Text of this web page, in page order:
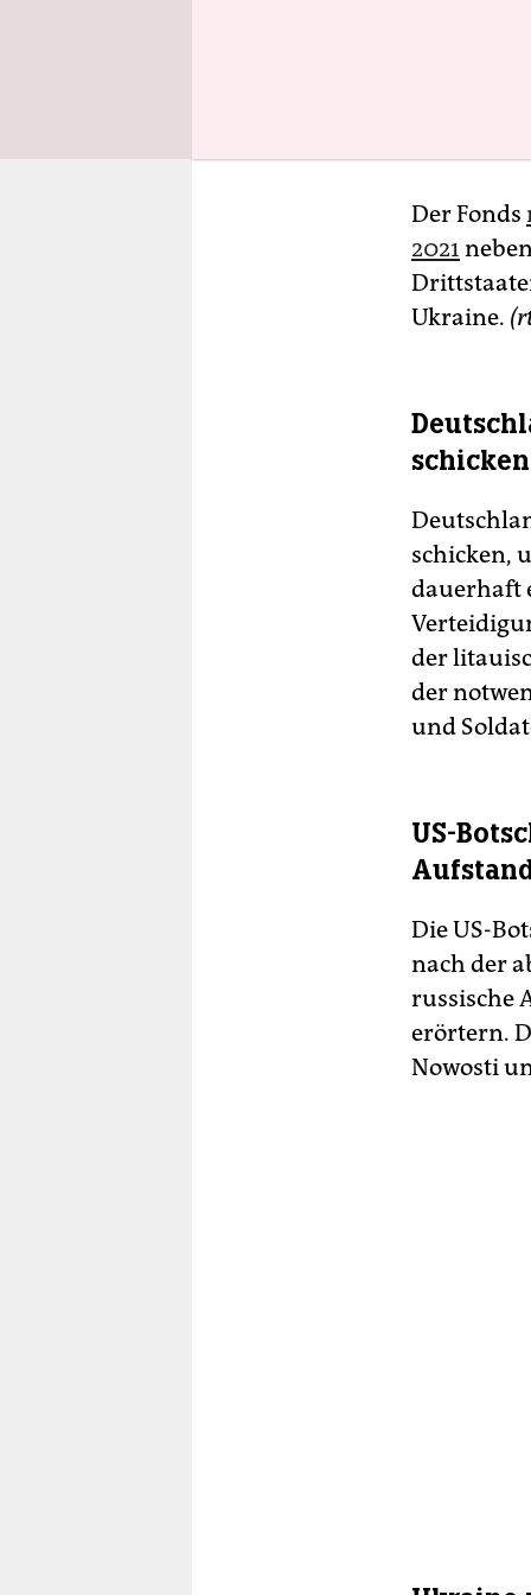
Der Fonds
2021
Ukraine.
schicken
schicken,
dauerhaft
der
der
und
US-
Die US-
nach der
russische
erörtern.
Nowosti